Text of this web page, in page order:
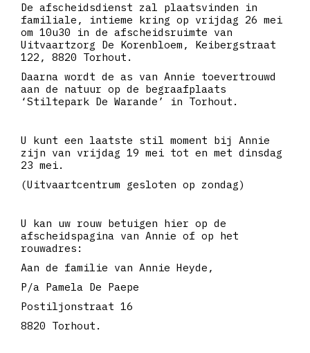
De afscheidsdienst zal plaatsvinden in
familiale, intieme kring op vrijdag 26 mei
om 10u30 in de afscheidsruimte van
Uitvaartzorg De Korenbloem, Keibergstraat
122, 8820 Torhout.
Daarna wordt de as van Annie toevertrouwd
aan de natuur op de begraafplaats
‘Stiltepark De Warande’ in Torhout.
U kunt een laatste stil moment bij Annie
zijn van vrijdag 19 mei tot en met dinsdag
23 mei.
(Uitvaartcentrum gesloten op zondag)
U kan uw rouw betuigen hier op de
afscheidspagina van Annie of op het
rouwadres:
Aan de familie van Annie Heyde,
P/a Pamela De Paepe
Postiljonstraat 16
8820 Torhout.